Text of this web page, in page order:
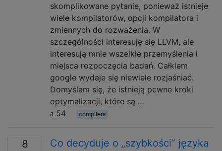
skomplikowane pytanie, ponieważ istnieje
wiele kompilatorów, opcji kompilatora i
zmiennych do rozważenia. W
szczególności interesuję się LLVM, ale
interesują mnie wszelkie przemyślenia i
miejsca rozpoczęcia badań. Całkiem
google wydaje się niewiele rozjaśniać.
Domyślam się, że istnieją pewne kroki
optymalizacji, które są …
54
compilers
8
Co decyduje o „szybkości” języka